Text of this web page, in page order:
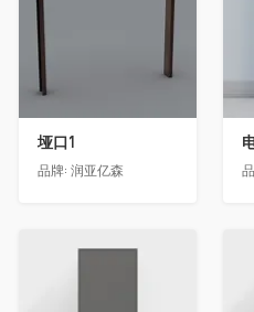
垭口1
品牌: 润亚亿森